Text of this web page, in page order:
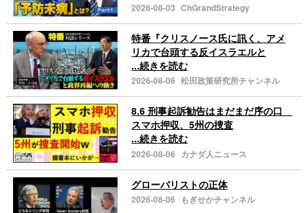
2026-08-03 ChGrandStrategy
特番『クリスノース氏に訊く、アメ
リカで台頭する反イスラエルと
...続きを読む
2026-08-06 松田政策研究所チャンネル
8.6 刑事起訴勧告はまだまだ序の口
スマホ押収、5州の捜査
...続きを読む
2026-08-06 カナダ人ニュース
グローバリストの正体
2026-08-06 もぎせかチャンネル